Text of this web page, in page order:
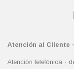
Atención al Cliente ·
Atención telefónica ·